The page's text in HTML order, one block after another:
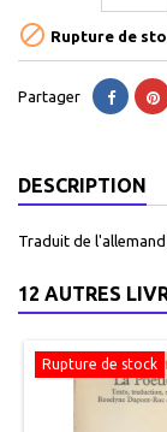
 Rupture de
Partager
DESCRIPTION
Traduit de l'allemand
12 AUTRES
Rupture de stock